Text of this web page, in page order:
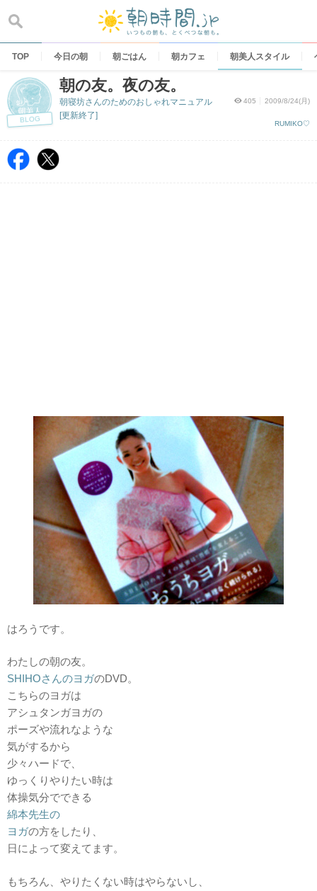
content
TOP 今日の朝 朝ごはん 朝カフェ 朝美人スタイル
BLOG
朝の友。夜の友。
405 2009/8/24(月)
RUMIKO♡
朝寝坊さんのためのおしゃれマニュアル
[更新終了]
はろうです。
わたしの朝の友。
SHIHOさんのヨガのDVD。
こちらのヨガは
アシュタンガヨガの
ポーズや流れなような
気がするから
少々ハードで、
ゆっくりやりたい時は
体操気分でできる
綿本先生の
ヨガの方をしたり、
日によって変えてます。
もちろん、やりたくない時はやらないし、